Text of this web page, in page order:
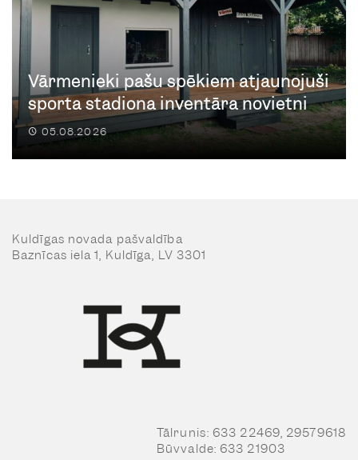
Vārmenieki pašu spēkiem atjaunojuši
sporta stadiona inventāra novietni
05.08.2026
Kuldīgas novada pašvaldība
Baznīcas iela 1, Kuldīga, LV 3301
Tālrunis: 633 22469, 29579618
Būvvalde: 633 21903